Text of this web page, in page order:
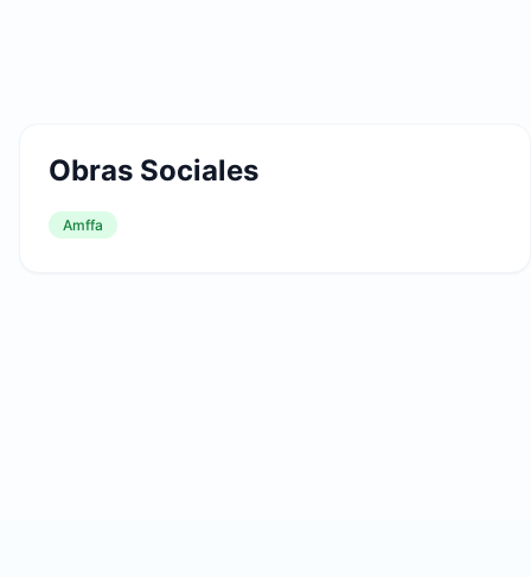
Obras Sociales
Amffa